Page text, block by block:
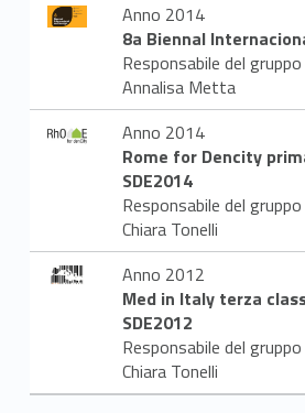
Anno 2014
8a Biennal
Responsabile del
Annalisa Metta
Anno 2014
Rome for Dencity
SDE2014
Responsabile del
Chiara Tonelli
Anno 2012
Med in Italy terza
SDE2012
Responsabile del
Chiara Tonelli